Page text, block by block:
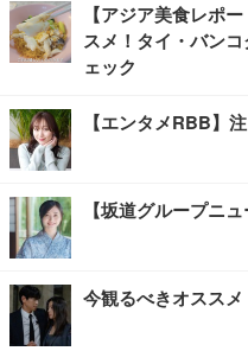
【アジア美食レポ
スメ！タイ・バン
ェック
【エンタメRBB】
【坂道グループニ
今観るべきオススメ